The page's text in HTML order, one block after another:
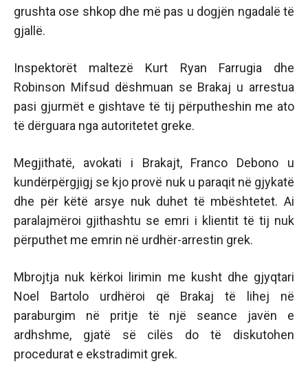
grushta ose shkop dhe më pas u dogjën ngadalë të
gjallë.
Inspektorët maltezë Kurt Ryan Farrugia dhe
Robinson Mifsud dëshmuan se Brakaj u arrestua
pasi gjurmët e gishtave të tij përputheshin me ato
të dërguara nga autoritetet greke.
Megjithatë, avokati i Brakajt, Franco Debono u
kundërpërgjigj se kjo provë nuk u paraqit në gjykatë
dhe për këtë arsye nuk duhet të mbështetet. Ai
paralajmëroi gjithashtu se emri i klientit të tij nuk
përputhet me emrin në urdhër-arrestin grek.
Mbrojtja nuk kërkoi lirimin me kusht dhe gjyqtari
Noel Bartolo urdhëroi që Brakaj të lihej në
paraburgim në pritje të një seance javën e
ardhshme, gjatë së cilës do të diskutohen
procedurat e ekstradimit grek.